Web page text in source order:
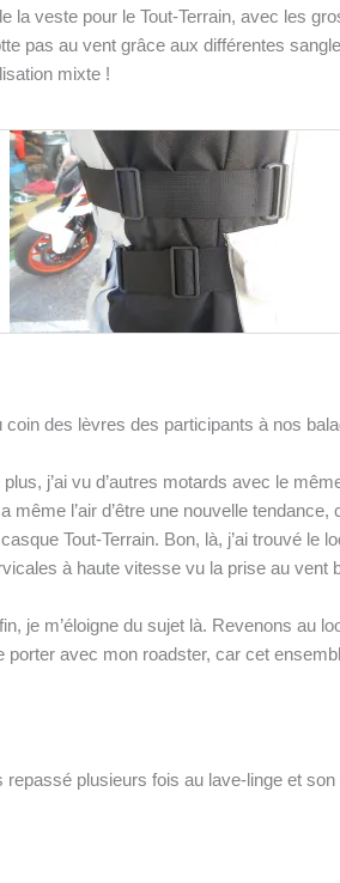
la veste pour le Tout-Terrain, avec les
pas au vent grâce aux différentes
mixte !
coin des lèvres des participants à nos
plus, j’ai vu d’autres motards avec le
même l’air d’être une nouvelle
Tout-Terrain. Bon, là, j’ai trouvé le
à haute vitesse vu la prise au vent
je m’éloigne du sujet là. Revenons au
porter avec mon roadster, car cet
repassé plusieurs fois au lave-linge et